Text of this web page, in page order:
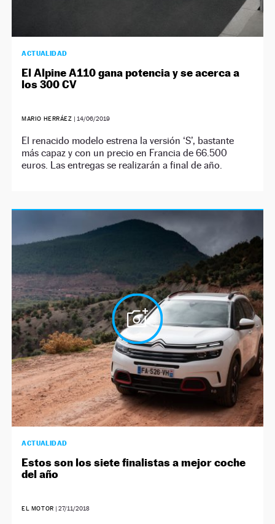
ACTUALIDAD
El Alpine A110 gana potencia y se acerca a
los 300 CV
MARIO HERRÁEZ | 14/06/2019
El renacido modelo estrena la versión ‘S’, bastante
más capaz y con un precio en Francia de 66.500
euros. Las entregas se realizarán a final de año.
ACTUALIDAD
Estos son los siete finalistas a mejor coche
del año
EL MOTOR | 27/11/2018